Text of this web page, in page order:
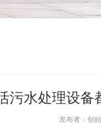
污水处理设备
发布者：创